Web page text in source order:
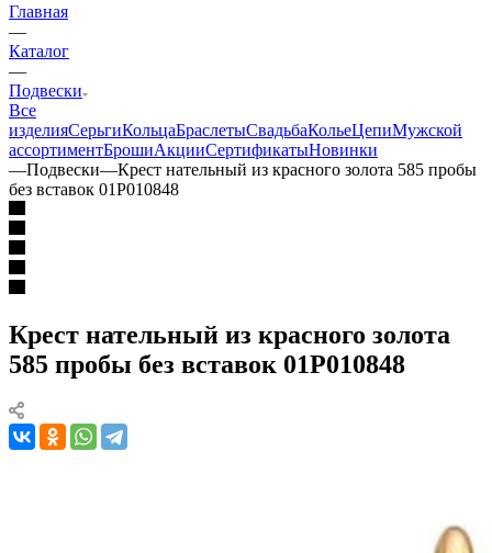
Главная
—
Каталог
—
Подвески
Все
изделияСерьгиКольцаБраслетыСвадьбаКольеЦепиМужской
ассортиментБрошиАкцииСертификатыНовинки
—Подвески—Крест нательный из красного золота 585 пробы
без вставок 01Р010848
Крест нательный из красного золота
585 пробы без вставок 01Р010848